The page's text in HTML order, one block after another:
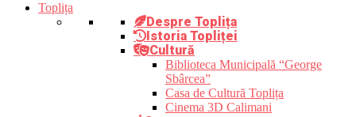
Toplița
Despre Toplița
Istoria Topliței
Cultură
Biblioteca Municipală “George
Sbârcea”
Casa de Cultură Toplița
Cinema 3D Calimani